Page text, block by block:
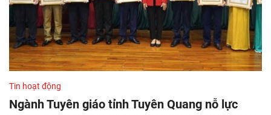
Tin hoạt động
Ngành Tuyên giáo tỉnh Tuyên Quang nỗ lực